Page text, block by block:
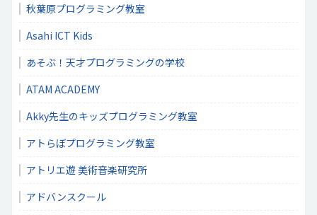
秋葉原プログラミング教室
Asahi ICT Kids
あそぶ！天才プログラミングの学校
ATAM ACADEMY
Akky先生のキッズプログラミング教室
アトらぼプログラミング教室
アトリエ遊 美術音楽研究所
アドバンスクール